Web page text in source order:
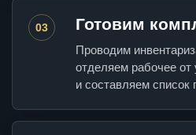
03 Готовим
Проводим
отделяем рабочее от
и составляем список